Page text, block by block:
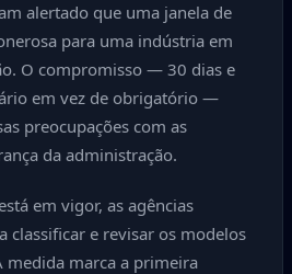
alertado que uma janela de
para uma indústria em
O compromisso — 30 dias e
em vez de obrigatório —
preocupações com as
da administração.
em vigor, as agências
classificar e revisar os modelos
medida marca a primeira